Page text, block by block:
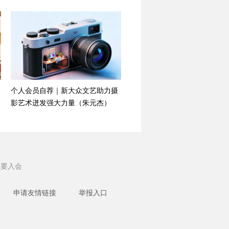
个人会员自荐｜新大众文艺助力摄
影艺术迸发强大力量（朱元杰）
入会
申请友情链接 举报入口